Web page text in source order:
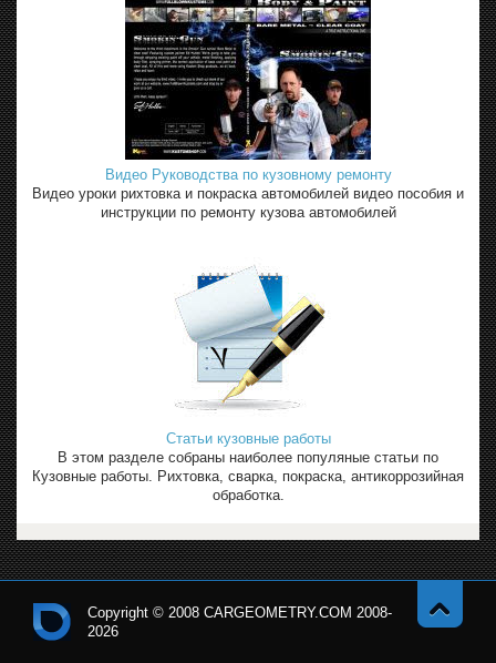
Видео Руководства по кузовному ремонту
Видео уроки рихтовка и покраска автомобилей видео пособия и
инструкции по ремонту кузова автомобилей
Статьи кузовные работы
В этом разделе собраны наиболее популяные статьи по
Кузовные работы. Рихтовка, сварка, покраска, антикоррозийная
обработка.
Copyright © 2008 CARGEOMETRY.COM 2008-
2026